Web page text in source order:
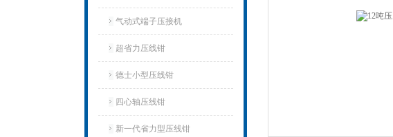
气动式端子压接机
超省力压线钳
德士小型压线钳
四心轴压线钳
新一代省力型压线钳